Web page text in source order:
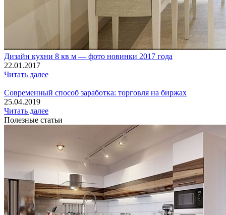
Дизайн кухни 8 кв м — фото новинки 2017 года
22.01.2017
Читать далее
Современный способ заработка: торговля на биржах
25.04.2019
Читать далее
Полезные статьи